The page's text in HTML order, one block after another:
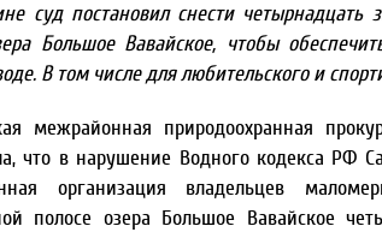
суд постановил снести четырнадцать
Большое Вавайское, чтобы
В том числе для любительского и
межрайонная природоохранная
что в нарушение Водного кодекса РФ
организация владельцев
полосе озера Большое Вавайское